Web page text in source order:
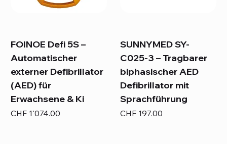
FOINOE Defi 5S –
Automatischer
externer Defibrillator
(AED) für
Erwachsene & Ki
Preis
CHF 1'074.00
SUNNYMED SY-
C025-3 – Tragbarer
biphasischer AED
Defibrillator mit
Sprachführung
Preis
CHF 197.00